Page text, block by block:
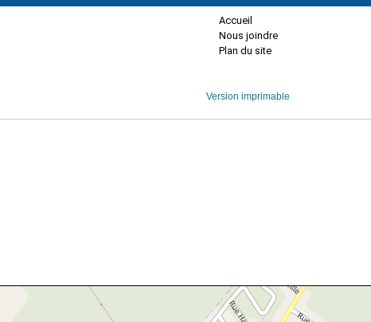
Accueil
Nous joindre
Plan du site
Version imprimable